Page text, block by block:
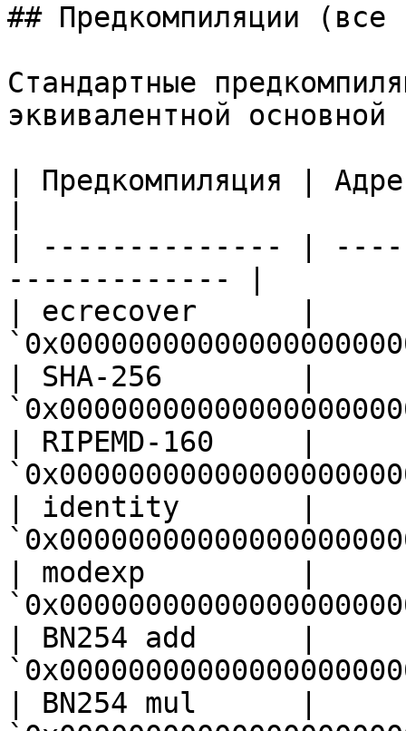
## Предкомпиляции (все
Стандартные
эквивалентной
| Предкомпиляция |
| -------------- |
------------- |
| ecrecover      |
| SHA-256        |
| RIPEMD-160     |
| identity       |
| modexp         |
| BN254 add      |
| BN254 mul      |